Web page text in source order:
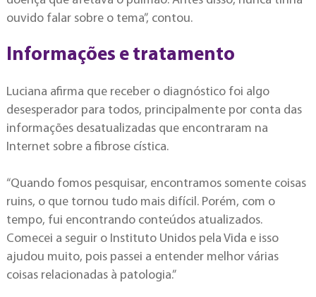
ouvido falar sobre o tema”, contou.
Informações e tratamento
Luciana afirma que receber o diagnóstico foi algo
desesperador para todos, principalmente por conta das
informações desatualizadas que encontraram na
Internet sobre a fibrose cística.
“Quando fomos pesquisar, encontramos somente coisas
ruins, o que tornou tudo mais difícil. Porém, com o
tempo, fui encontrando conteúdos atualizados.
Comecei a seguir o Instituto Unidos pela Vida e isso
ajudou muito, pois passei a entender melhor várias
coisas relacionadas à patologia.”